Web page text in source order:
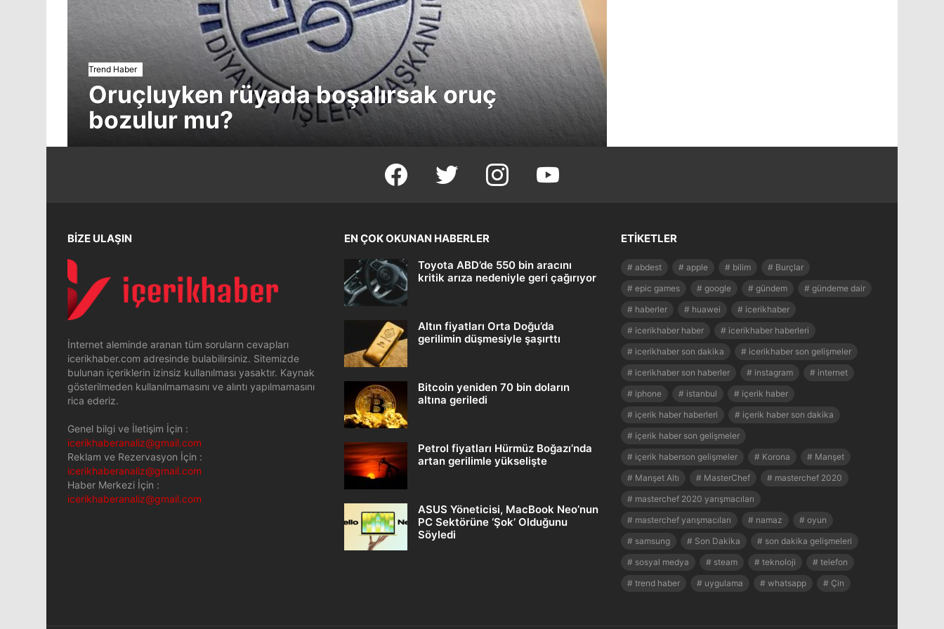
Trend Haber
Oruçluyken rüyada boşalırsak oruç
bozulur mu?
facebook twitter instagram youtube
BİZE ULAŞIN
İnternet aleminde aranan tüm soruların cevapları
icerikhaber.com adresinde bulabilirsiniz. Sitemizde
bulunan içeriklerin izinsiz kullanılması yasaktır. Kaynak
gösterilmeden kullanılmamasını ve alıntı yapılmamasını
rica ederiz.
Genel bilgi ve İletişim İçin :
icerikhaberanaliz@gmail.com
Reklam ve Rezervasyon İçin :
icerikhaberanaliz@gmail.com
Haber Merkezi İçin :
icerikhaberanaliz@gmail.com
EN ÇOK OKUNAN HABERLER
Toyota ABD’de 550 bin aracını
kritik arıza nedeniyle geri çağırıyor
Altın fiyatları Orta Doğu’da
gerilimin düşmesiyle şaşırttı
Bitcoin yeniden 70 bin doların
altına geriledi
Petrol fiyatları Hürmüz Boğazı’nda
artan gerilimle yükselişte
ASUS Yöneticisi, MacBook Neo’nun
PC Sektörüne ‘Şok’ Olduğunu
Söyledi
ETIKETLER
abdest apple bilim
Burçlar
epic games
google gündem
gündeme dair
haberler
huawei
icerikhaber
icerikhaber haber
icerikhaber haberleri
icerikhaber son dakika
icerikhaber son gelişmeler
icerikhaber son haberler
instagram
internet
iphone
istanbul
içerik haber
içerik haber haberleri
içerik haber son dakika
içerik haber son gelişmeler
içerik haberson gelişmeler
Korona
Manşet
Manşet Altı
MasterChef
masterchef 2020
masterchef 2020 yarışmacıları
masterchef yarışmacıları
namaz
oyun
samsung
Son Dakika
son dakika gelişmeleri
sosyal medya
steam teknoloji
telefon
trend haber
uygulama whatsapp Çin